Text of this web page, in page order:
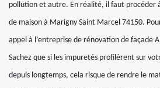
pollution et autre. En réalité, il faut procéder
de maison à Marigny Saint Marcel 74150.
appel à l’entreprise de rénovation de façade
Sachez que si les impuretés profilèrent sur
depuis longtemps, cela risque de rendre le